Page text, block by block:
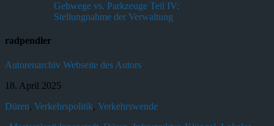
Gehwege vs. Parkzeuge Teil IV:
Stellungnahme der Verwaltung
radpendler
Autorenarchiv Webseite des Autors
18. April 2025
Düren, Verkehrspolitik, Verkehrswende